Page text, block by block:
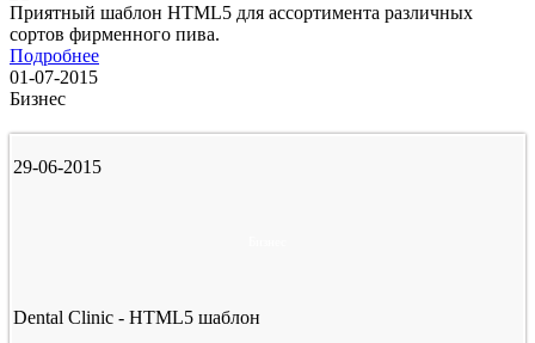
Приятный шаблон HTML5 для ассортимента различных
сортов фирменного пива.
Подробнее
01-07-2015
Бизнес
29-06-2015
Dental Clinic - HTML5 шаблон